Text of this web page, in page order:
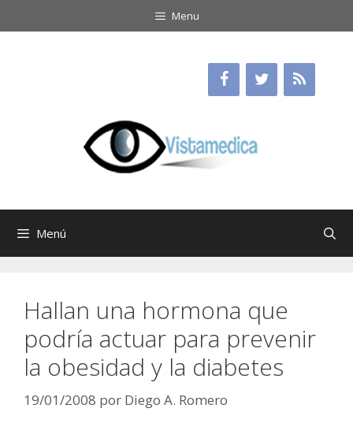
al
Menu
Menú
Hallan una hormona que
podría actuar para prevenir
la obesidad y la diabetes
19/01/2008 por Diego A. Romero